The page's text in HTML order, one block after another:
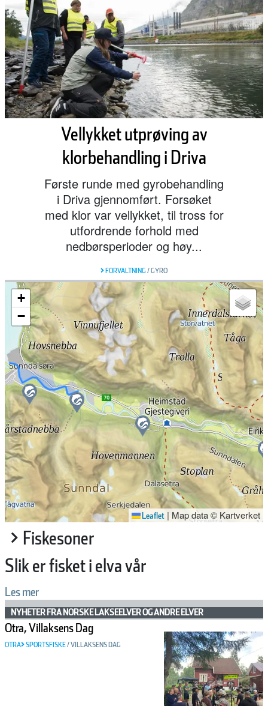
Vellykket utprøving av
klorbehandling i Driva
Første runde med gyrobehandling
i Driva gjennomført. Forsøket
med klor var vellykket, til tross for
utfordrende forhold med
nedbørsperioder og høy...
FORVALTNING /GYRO
+
−
Leaflet | Map data © Kartverket
Fiskesoner
Slik er fisket i elva vår
Les mer
NYHETER FRA NORSKE LAKSEELVER OG ANDRE ELVER
Otra, Villaksens Dag
OTRA SPORTSFISKE/VILLAKSENS DAG